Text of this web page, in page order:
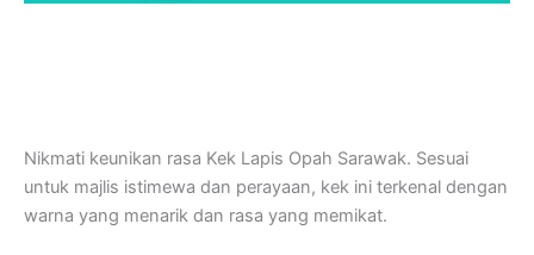
Nikmati keunikan rasa Kek Lapis Opah Sarawak. Sesuai
untuk majlis istimewa dan perayaan, kek ini terkenal dengan
warna yang menarik dan rasa yang memikat.